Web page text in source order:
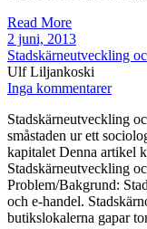
Read More
2 juni, 2013
Stadskärneutveckling
Ulf Liljankoski
Inga kommentarer
Stadskärneutveckling
småstaden ur ett
kapitalet Denna artikel
Stadskärneutveckling
Problem/Bakgrund:
och e-handel.
butikslokalerna gapar